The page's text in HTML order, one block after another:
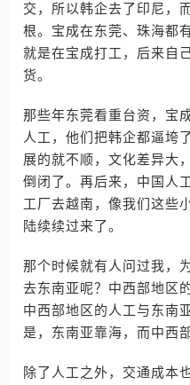
交，所以韩企去了印尼，
根。宝成在东莞、珠海都
就是在宝成打工，后来自
货。
那些年东莞看重台资，宝
人工，他们把韩企都逼垮
展的就不顺，文化差异大
倒闭了。再后来，中国人
工厂去越南，像我们这些
陆续续过来了。
那个时候就有人问过我，
去东南亚呢？中西部地区
中西部地区的人工与东南
是，东南亚靠海，而中西
除了人工之外，交通成本